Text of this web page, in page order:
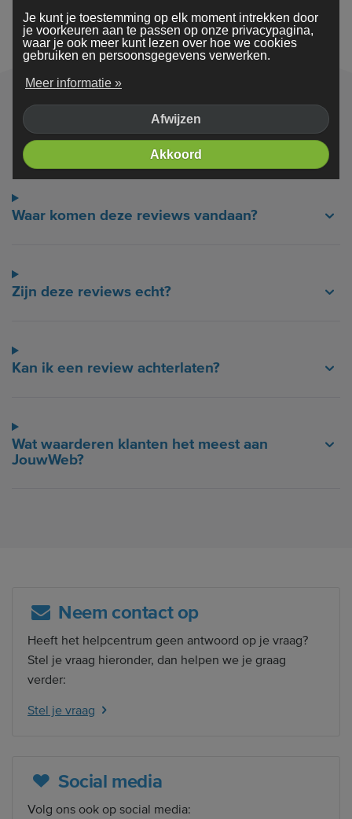
Lees hun verhalen
Veelgestelde vragen
Waar komen deze reviews vandaan?
Zijn deze reviews echt?
Kan ik een review achterlaten?
Wat waarderen klanten het meest aan
JouwWeb?
Neem contact op
Heeft het helpcentrum geen antwoord op je vraag?
Stel je vraag hieronder, dan helpen we je graag
verder:
Stel je vraag
Social media
Volg ons ook op social media:
Je kunt je toestemming op elk moment intrekken door
je voorkeuren aan te passen op onze privacypagina,
waar je ook meer kunt lezen over hoe we cookies
gebruiken en persoonsgegevens verwerken.
Meer informatie »
Afwijzen
Akkoord